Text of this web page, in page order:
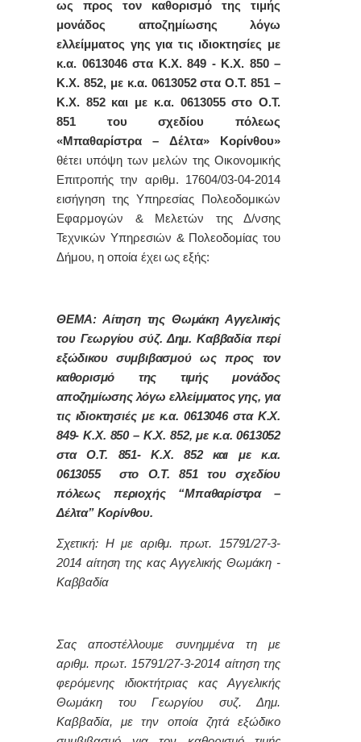
ως προς τον καθορισμό της τιμής
μονάδος αποζημίωσης λόγω
ελλείμματος γης για τις ιδιοκτησίες με
κ.α. 0613046 στα Κ.Χ. 849 - Κ.Χ. 850 –
Κ.Χ. 852, με κ.α. 0613052 στα Ο.Τ. 851 –
Κ.Χ. 852 και με κ.α. 0613055 στο Ο.Τ.
851 του σχεδίου πόλεως
«Μπαθαρίστρα – Δέλτα» Κορίνθου»
θέτει υπόψη των μελών της Οικονομικής
Επιτροπής την αριθμ. 17604/03-04-2014
εισήγηση της Υπηρεσίας Πολεοδομικών
Εφαρμογών & Μελετών της Δ/νσης
Τεχνικών Υπηρεσιών & Πολεοδομίας του
Δήμου, η οποία έχει ως εξής:
ΘΕΜΑ: Αίτηση της Θωμάκη Αγγελικής
του Γεωργίου σύζ. Δημ. Καββαδία περί
εξώδικου συμβιβασμού ως προς τον
καθορισμό της τιμής μονάδος
αποζημίωσης λόγω ελλείμματος γης, για
τις ιδιοκτησιές με κ.α. 0613046 στα Κ.Χ.
849- Κ.Χ. 850 – Κ.Χ. 852, με κ.α. 0613052
στα Ο.Τ. 851- Κ.Χ. 852 και με κ.α.
0613055 στο Ο.Τ. 851 του σχεδίου
πόλεως περιοχής “Μπαθαρίστρα –
Δέλτα” Κορίνθου.
Σχετική: Η με αριθμ. πρωτ. 15791/27-3-
2014 αίτηση της κας Αγγελικής Θωμάκη -
Καββαδία
Σας αποστέλλουμε συνημμένα τη με
αριθμ. πρωτ. 15791/27-3-2014 αίτηση της
φερόμενης ιδιοκτήτριας κας Αγγελικής
Θωμάκη του Γεωργίου συζ. Δημ.
Καββαδία, με την οποία ζητά εξώδικο